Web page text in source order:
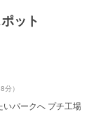
ット
分）
パークへ プチ工場